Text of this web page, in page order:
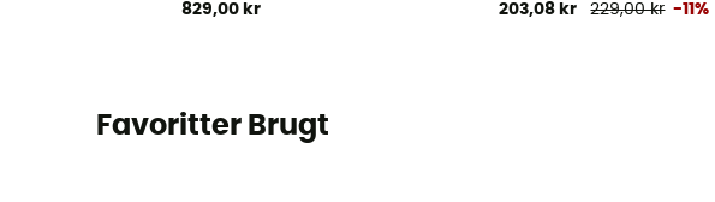
829,00 kr 203,08 kr 229,00 kr -11%
Favoritter Brugt